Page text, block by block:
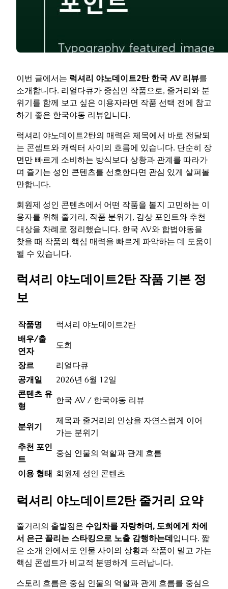
이번 글에서는 럭셔리 야노데이트2탄 한국 AV 리뷰를
소개합니다. 리얼다큐가 중심인 작품으로, 줄거리와 분
위기를 함께 보고 싶은 이용자라면 작품 선택 전에 참고
하기 좋은 한국야동 리뷰입니다.
럭셔리 야노데이트2탄의 매력은 제목에서 바로 전달되
는 콘셉트와 캐릭터 사이의 흐름에 있습니다. 단순히 장
면만 빠르게 소비하는 방식보다 상황과 관계를 따라가
며 즐기는 성인 콘텐츠를 선호한다면 관심 있게 살펴볼
만합니다.
회원제 성인 콘텐츠에서 어떤 작품을 볼지 고민하는 이
용자를 위해 줄거리, 작품 분위기, 감상 포인트와 추천
대상을 차례로 정리했습니다. 한국 AV와 합법야동을
찾을 때 작품의 핵심 매력을 빠르게 파악하는 데 도움이
될 수 있습니다.
럭셔리 야노데이트2탄 작품 기본 정
보
작품명
럭셔리 야노데이트2탄
배우/출
연자
도희
장르
리얼다큐
공개일
2026년 6월 12일
콘텐츠 유
형
한국 AV / 한국야동 리뷰
분위기
제목과 줄거리의 인상을 자연스럽게 이어
가는 분위기
추천 포인
트
중심 인물의 역할과 관계 흐름
이용 형태 회원제 성인 콘텐츠
럭셔리 야노데이트2탄 줄거리 요약
줄거리의 출발점은 수입차를 자랑하며, 도희에게 차에
서 은근 꼴리는 스타킹으로 노출 감행하는데입니다. 짧
은 소개 안에서도 인물 사이의 상황과 작품이 밀고 가는
핵심 콘셉트가 비교적 분명하게 드러납니다.
스토리 흐름은 중심 인물의 역할과 관계 흐름를 중심으